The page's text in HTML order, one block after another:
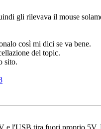
gli rilevava il mouse
così mi dici se va bene.
del topic.
sito.
l'USB tira fuori proprio 5V.